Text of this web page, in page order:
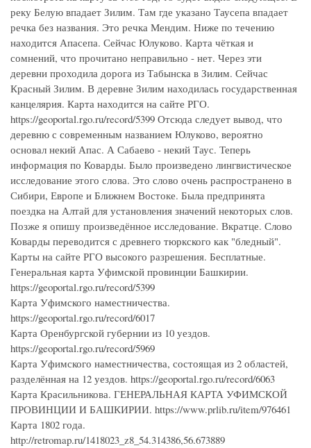
реку Белую впадает Зилим. Там где указано Таусепа впадает
речка без названия. Это речка Мендим. Ниже по течению
находится Апасепа. Сейчас Юлуково. Карта чёткая и
сомнений, что прочитано неправильно - нет. Через эти
деревни проходила дорога из Табынска в Зилим. Сейчас
Красный Зилим. В деревне Зилим находилась государственная
канцелярия. Карта находится на сайте РГО.
https://geoportal.rgo.ru/record/5399 Отсюда следует вывод, что
деревню с современным названием Юлуково, вероятно
основал некий Апас. А Сабаево - некий Таус. Теперь
информация по Коварды. Было произведено лингвистическое
исследование этого слова. Это слово очень распространено в
Сибири, Европе и Ближнем Востоке. Была предпринята
поездка на Алтай для установления значений некоторых слов.
Позже я опишу произведённое исследование. Вкратце. Слово
Коварды переводится с древнего тюркского как "бледный".
Карты на сайте РГО высокого разрешения. Бесплатные.
Генеральная карта Уфимской провинции Башкирии.
https://geoportal.rgo.ru/record/5399
Карта Уфимского наместничества.
https://geoportal.rgo.ru/record/6017
Карта Оренбургской губернии из 10 уездов.
https://geoportal.rgo.ru/record/5969
Карта Уфимского наместничества, состоящая из 2 областей,
разделённая на 12 уездов. https://geoportal.rgo.ru/record/6063
Карта Красильникова. ГЕНЕРАЛЬНАЯ КАРТА УФИМСКОЙ
ПРОВИНЦИИ И БАШКИРИИ. https://www.prlib.ru/item/976461
Карта 1802 года.
http://retromap.ru/1418023_z8_54.314386,56.673889